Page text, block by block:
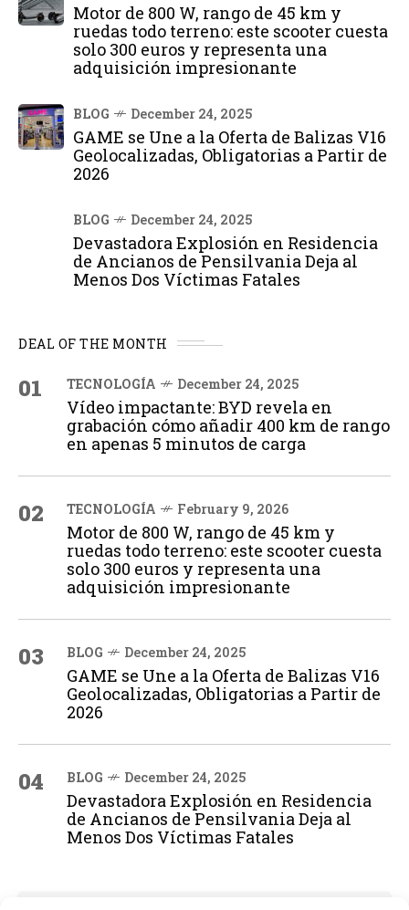
Motor de 800 W, rango de 45 km y
ruedas todo terreno: este scooter cuesta
solo 300 euros y representa una
adquisición impresionante
BLOG December 24, 2025
GAME se Une a la Oferta de Balizas V16
Geolocalizadas, Obligatorias a Partir de
2026
BLOG December 24, 2025
Devastadora Explosión en Residencia
de Ancianos de Pensilvania Deja al
Menos Dos Víctimas Fatales
DEAL OF THE MONTH
01 TECNOLOGÍA December 24, 2025
Vídeo impactante: BYD revela en
grabación cómo añadir 400 km de rango
en apenas 5 minutos de carga
02 TECNOLOGÍA February 9, 2026
Motor de 800 W, rango de 45 km y
ruedas todo terreno: este scooter cuesta
solo 300 euros y representa una
adquisición impresionante
03 BLOG December 24, 2025
GAME se Une a la Oferta de Balizas V16
Geolocalizadas, Obligatorias a Partir de
2026
04 BLOG December 24, 2025
Devastadora Explosión en Residencia
de Ancianos de Pensilvania Deja al
Menos Dos Víctimas Fatales